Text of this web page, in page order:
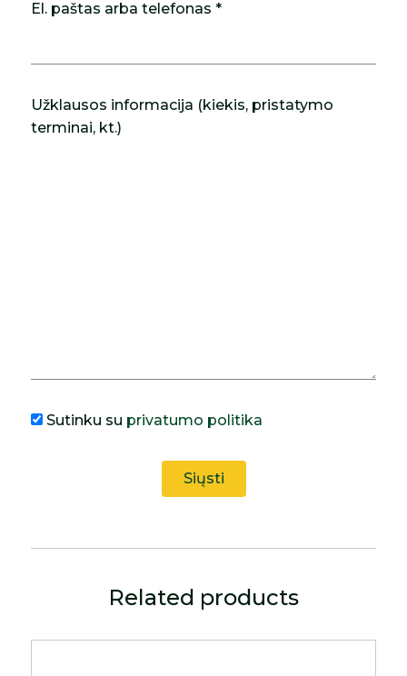
El. paštas arba telefonas *
Užklausos informacija (kiekis, pristatymo
terminai, kt.)
Sutinku su privatumo politika
Related products